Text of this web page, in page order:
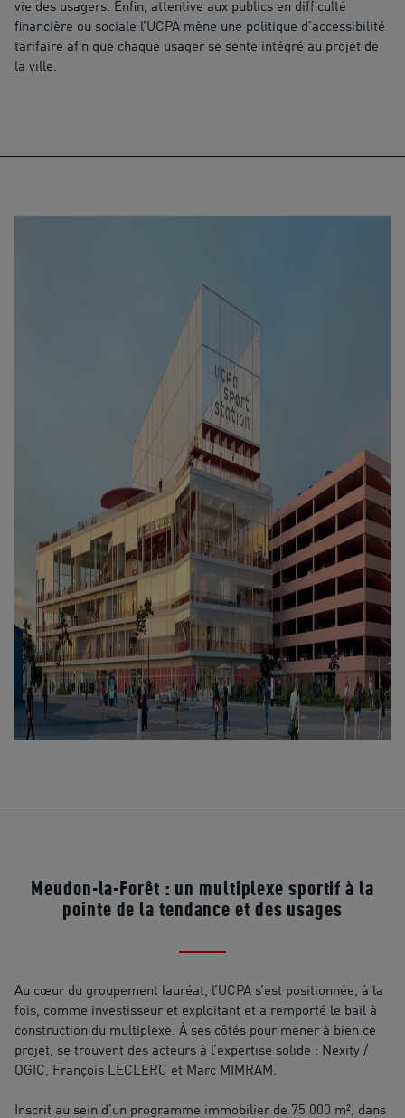
vie des usagers. Enfin, attentive aux publics en difficulté
financière ou sociale l’UCPA mène une politique d’accessibilité
tarifaire afin que chaque usager se sente intégré au projet de
la ville.
Meudon-la-Forêt : un multiplexe sportif à la
pointe de la tendance et des usages
Au cœur du groupement lauréat, l’UCPA s’est positionnée, à la
fois, comme investisseur et exploitant et a remporté le bail à
construction du multiplexe. À ses côtés pour mener à bien ce
projet, se trouvent des acteurs à l’expertise solide : Nexity /
OGIC, François LECLERC et Marc MIMRAM.
Inscrit au sein d’un programme immobilier de 75 000 m², dans